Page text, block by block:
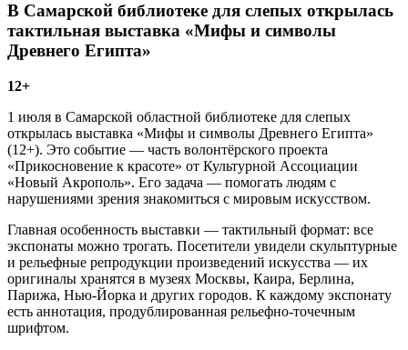
В Самарской библиотеке для слепых открылась
тактильная выставка «Мифы и символы
Древнего Египта»
12+
1 июля в Самарской областной библиотеке для слепых
открылась выставка «Мифы и символы Древнего Египта»
(12+). Это событие — часть волонтёрского проекта
«Прикосновение к красоте» от Культурной Ассоциации
«Новый Акрополь». Его задача — помогать людям с
нарушениями зрения знакомиться с мировым искусством.
Главная особенность выставки — тактильный формат: все
экспонаты можно трогать. Посетители увидели скульптурные
и рельефные репродукции произведений искусства — их
оригиналы хранятся в музеях Москвы, Каира, Берлина,
Парижа, Нью-Йорка и других городов. К каждому экспонату
есть аннотация, продублированная рельефно-точечным
шрифтом.